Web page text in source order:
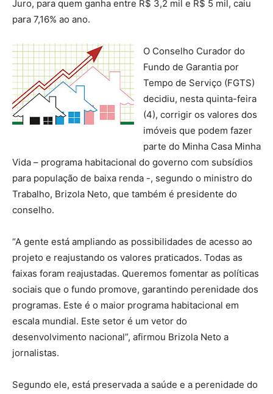
Juro, para quem ganha entre R$ 3,2 mil e R$ 5 mil, caiu
para 7,16% ao ano.
O Conselho Curador do
Fundo de Garantia por
Tempo de Serviço (FGTS)
decidiu, nesta quinta-feira
(4), corrigir os valores dos
imóveis que podem fazer
parte do Minha Casa Minha
Vida – programa habitacional do governo com subsídios
para população de baixa renda -, segundo o ministro do
Trabalho, Brizola Neto, que também é presidente do
conselho.
“A gente está ampliando as possibilidades de acesso ao
projeto e reajustando os valores praticados. Todas as
faixas foram reajustadas. Queremos fomentar as políticas
sociais que o fundo promove, garantindo perenidade dos
programas. Este é o maior programa habitacional em
escala mundial. Este setor é um vetor do
desenvolvimento nacional”, afirmou Brizola Neto a
jornalistas.
Segundo ele, está preservada a saúde e a perenidade do